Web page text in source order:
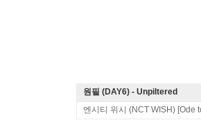
원필 (DAY6) - Unpiltered